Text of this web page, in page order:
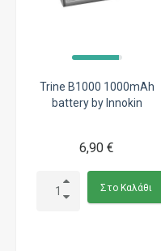
Trine B1000 1000mAh
battery by Innokin
6,90 €
Στο Καλάθι